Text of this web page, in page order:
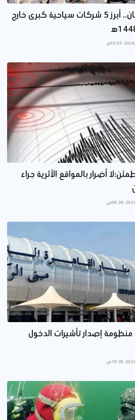
مينا تورز وكرڤان.. أبرز 5 شركات سياحية كبرى خارج
أضرار بالمواقع الأثرية جراء
إصدار تأشيرات الدخول